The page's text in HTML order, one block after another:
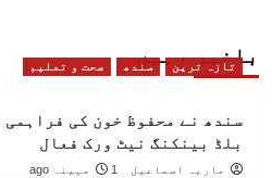
باخبر رہیں
تازہ ترین سندھ صحت و تعلیم
سندھ نے محفوظ خون کی فراہمی
بلڈ بینکنگ نیٹ ورک فعال
ماریہ اسماعیل 1 مہینہ ago